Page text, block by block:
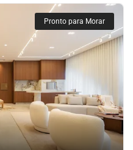
Pronto para Morar